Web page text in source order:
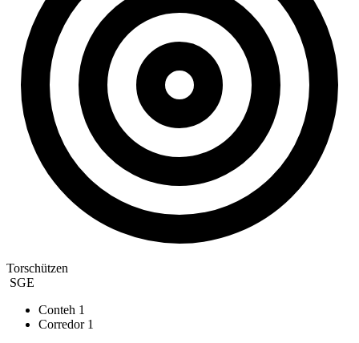
Torschützen
SGE
Conteh 1
Corredor 1